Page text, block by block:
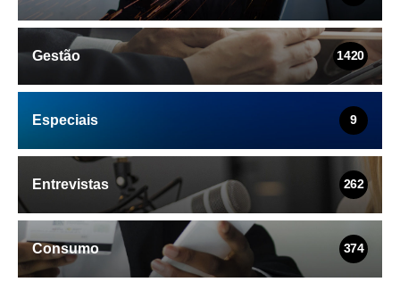
Gestão 1420
Especiais 9
Entrevistas 262
Consumo 374